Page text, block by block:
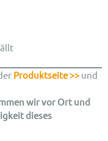
Produktseite >>und
wir vor Ort und
dieses